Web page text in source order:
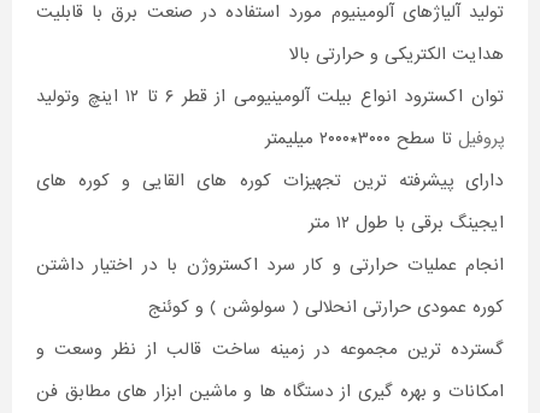
تولید آلیاژهای آلومینیوم مورد استفاده در صنعت برق با قابلیت
هدایت الکتریکی و حرارتی بالا
توان اکسترود انواع بیلت آلومینیومی از قطر ۶ تا ۱۲ اینچ وتولید
پروفیل تا سطح ۳۰۰۰*۲۰۰۰ میلیمتر
دارای پیشرفته ترین تجهیزات کوره های القایی و کوره های
ایجینگ برقی با طول ۱۲ متر
انجام عملیات حرارتی و کار سرد اکستروژن با در اختیار داشتن
کوره عمودی حرارتی انحلالی ( سولوشن ) و کوئنج
گسترده ترین مجموعه در زمینه ساخت قالب از نظر وسعت و
امکانات و بهره گیری از دستگاه ها و ماشین ابزار های مطابق فن